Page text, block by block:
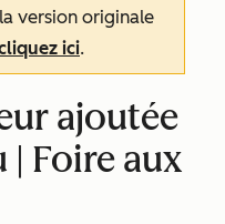
version originale
ici.
ajoutée
| Foire aux